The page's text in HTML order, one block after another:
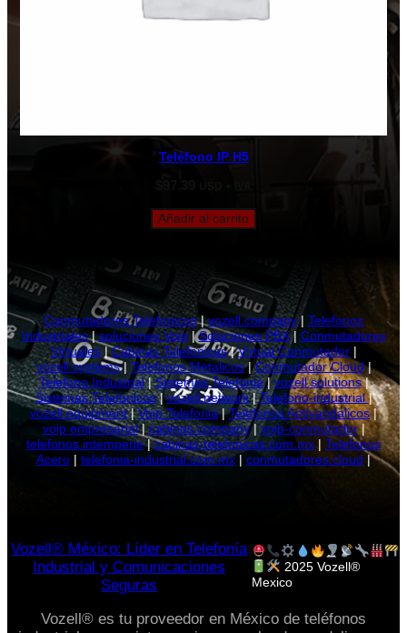
Teléfono IP H5
Añadir al carrito
Conmutadores Telefonicos|vozell.company| Telefonos
Industriales|soluciones Voip|Soluciones PBX| Conmutadores
Virtuales|Cabinas Telefonicas|Virtual Conmutador|
vozell.systems| Telefonos Metalicos|Conmutador Cloud|
Telefono Industrial|Sistemas Telefonia|vozell.solutions|
Sistemas Telefonicos|vozell.network|Telefono-industrial|
vozell.equipment|Voip Telefonia|Telefonos Antivandalicos|
voip empresarial|cabinas.company| voip-conmutador|
telefonos intemperie|cabinas-telefonicas.com.mx | Telefonos
Acero | telefonia-industrial.com.mx | conmutadores.cloud |
Vozell® México: Líder en Telefonía
Industrial y Comunicaciones
Seguras
2025 Vozell®
Mexico
Vozell® es tu proveedor en México de teléfonos